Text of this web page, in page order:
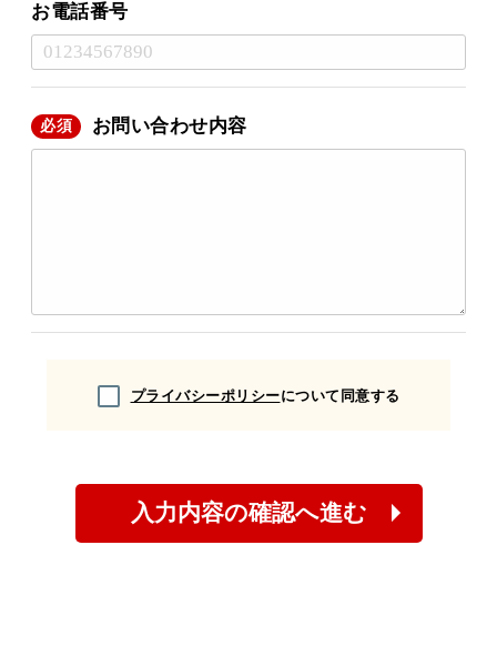
お電話番号
必須 お問い合わせ内容
プライバシーポリシーについて同意する
入力内容の確認へ進む